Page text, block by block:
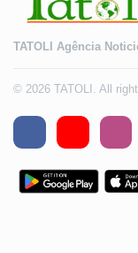
TATOLI Agência
© 2026 TATOLI. All